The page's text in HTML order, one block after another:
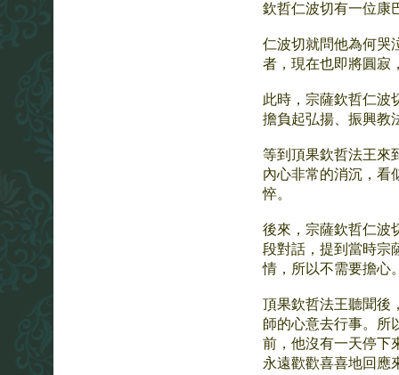
欽哲仁波切有一位康
仁波切就問他為何哭
者，現在也即將圓寂
此時，宗薩欽哲仁波
擔負起弘揚、振興教
等到頂果欽哲法王來
內心非常的消沉，看
悴。
後來，宗薩欽哲仁波
段對話，提到當時宗
情，所以不需要擔心
頂果欽哲法王聽聞後
師的心意去行事。所
前，他沒有一天停下
永遠歡歡喜喜地回應